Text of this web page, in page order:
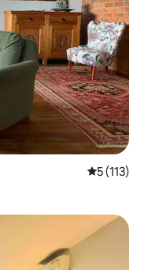
Средна
5 (113)